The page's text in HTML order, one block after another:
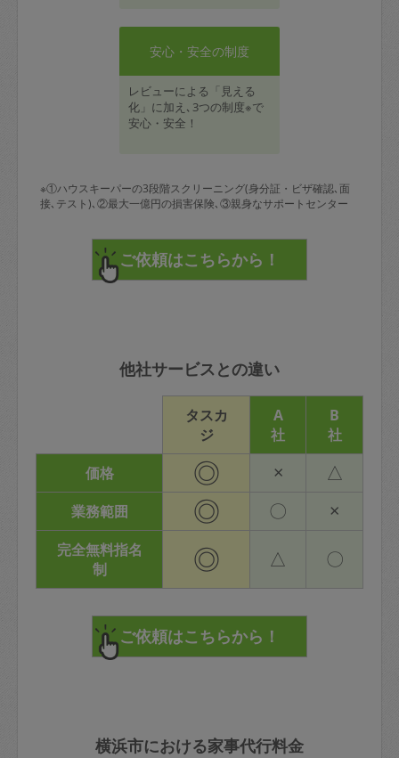
安心・安全の制度
レビューによる「見える
化」に加え､3つの制度※で
安心・安全！
※①ハウスキーパーの3段階スクリーニング(身分証・ビザ確認､面
接､テスト)､②最大一億円の損害保険､③親身なサポートセンター
他社サービスとの違い
タスカ
ジ
A
社
B
社
価格
◎ × △
業務範囲 ◎ 〇 ×
完全無料指名
制
◎ △ 〇
横浜市における家事代行料金